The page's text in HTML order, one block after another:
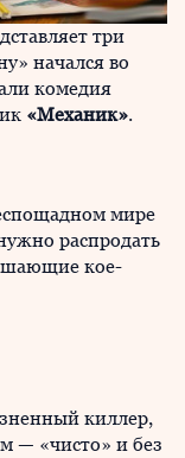
три
начался во
комедия
«Механик».
мире
распродать
кое-
киллер,
— «чисто» и без